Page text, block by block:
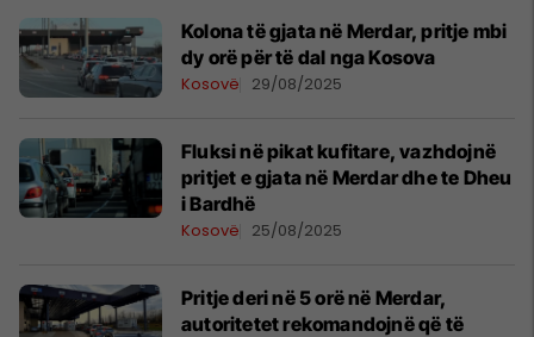
Kolona të gjata në Merdar, pritje mbi
dy orë për të dal nga Kosova
Kosovë 29/08/2025
Fluksi në pikat kufitare, vazhdojnë
pritjet e gjata në Merdar dhe te Dheu
i Bardhë
Kosovë 25/08/2025
Pritje deri në 5 orë në Merdar,
autoritetet rekomandojnë që të